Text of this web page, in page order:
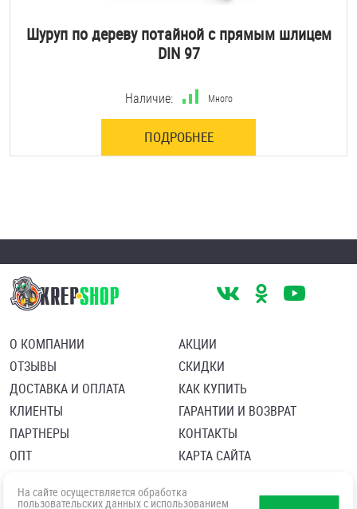
Шуруп по дереву потайной с прямым шлицем
DIN 97
Наличие: Много
ПОДРОБНЕЕ
О КОМПАНИИ
ОТЗЫВЫ
ДОСТАВКА И ОПЛАТА
КЛИЕНТЫ
ПАРТНЕРЫ
ОПТ
АКЦИИ
СКИДКИ
КАК КУПИТЬ
ГАРАНТИИ И ВОЗВРАТ
КОНТАКТЫ
КАРТА САЙТА
Политика в отношении обработки персональных данных
Согласие посетителя сайта на обработку персональных данны
На сайте осуществляется обработка
пользовательских данных с использованием